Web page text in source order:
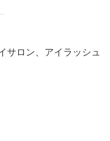
サロン、アイラッシュ